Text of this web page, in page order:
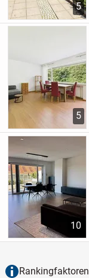
5
5
10
Rankingfaktoren